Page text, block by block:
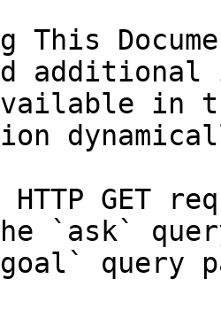
This
in
HTTP GET
`ask`
query